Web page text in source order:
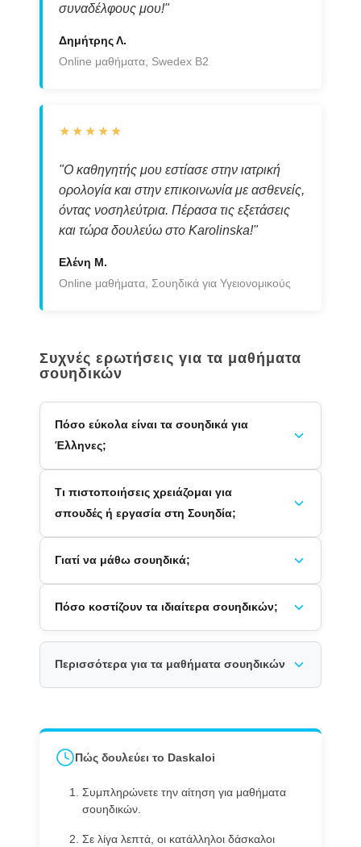
συναδέλφους μου!"
Δημήτρης Λ.
Online μαθήματα, Swedex B2
★★★★★
"Ο καθηγητής μου εστίασε στην ιατρική
ορολογία και στην επικοινωνία με ασθενείς,
όντας νοσηλεύτρια. Πέρασα τις εξετάσεις
και τώρα δουλεύω στο Karolinska!"
Ελένη Μ.
Online μαθήματα, Σουηδικά για Υγειονομικούς
Συχνές ερωτήσεις για τα μαθήματα
σουηδικών
Πόσο εύκολα είναι τα σουηδικά για
Έλληνες;
Τι πιστοποιήσεις χρειάζομαι για
σπουδές ή εργασία στη Σουηδία;
Γιατί να μάθω σουηδικά;
Πόσο κοστίζουν τα ιδιαίτερα σουηδικών;
Περισσότερα για τα μαθήματα σουηδικών
Πώς δουλεύει το Daskaloi
Συμπληρώνετε την αίτηση για μαθήματα
σουηδικών.
Σε λίγα λεπτά, οι κατάλληλοι δάσκαλοι